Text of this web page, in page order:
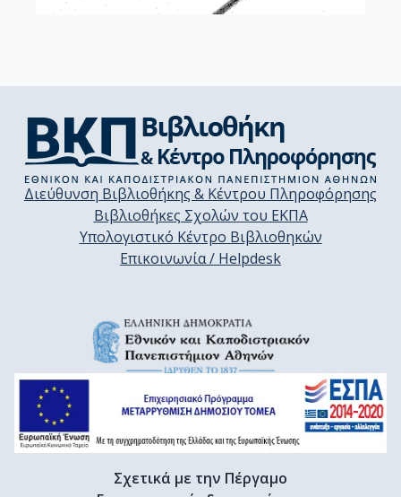
Διεύθυνση Βιβλιοθήκης & Κέντρου Πληροφόρησης
Βιβλιοθήκες Σχολών του ΕΚΠΑ
Υπολογιστικό Κέντρο Βιβλιοθηκών
Επικοινωνία / Helpdesk
Σχετικά με την Πέργαμο